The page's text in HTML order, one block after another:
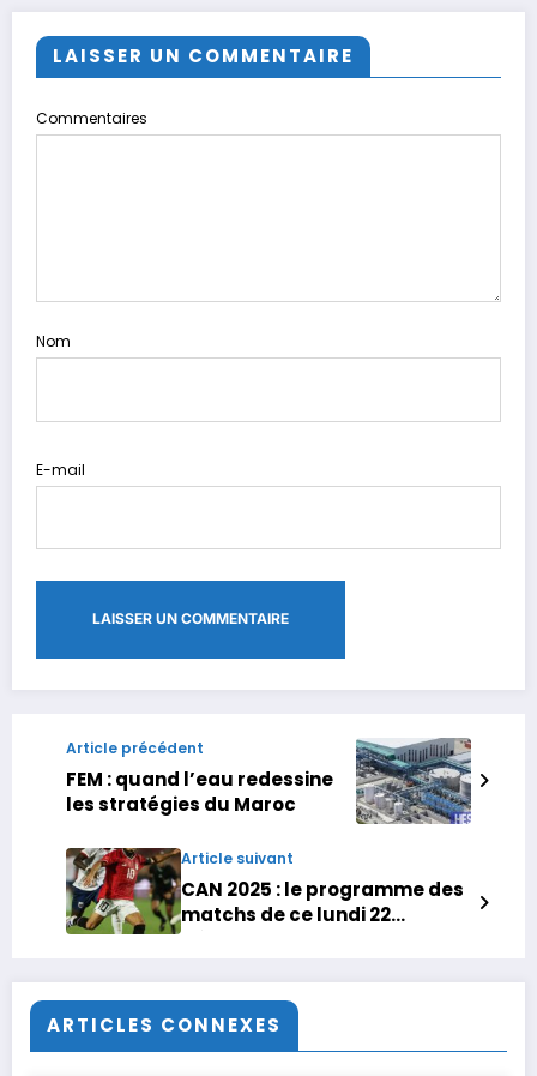
LAISSER UN COMMENTAIRE
Commentaires
Nom
E-mail
Article précédent
FEM : quand l’eau redessine
les stratégies du Maroc
Article suivant
CAN 2025 : le programme des
matchs de ce lundi 22
ARTICLES CONNEXES